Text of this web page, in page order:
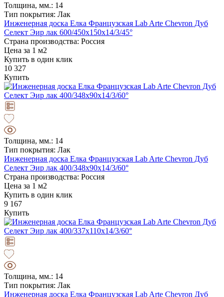
Толщина, мм.: 14
Тип покрытия: Лак
Инженерная доска Елка Французская Lab Arte Chevron Дуб
Селект Эир лак 600/450х150х14/3/45°
Страна производства: Россия
Цена за 1 м2
Купить в один клик
10 327
Купить
Толщина, мм.: 14
Тип покрытия: Лак
Инженерная доска Елка Французская Lab Arte Chevron Дуб
Селект Эир лак 400/348х90х14/3/60°
Страна производства: Россия
Цена за 1 м2
Купить в один клик
9 167
Купить
Толщина, мм.: 14
Тип покрытия: Лак
Инженерная доска Елка Французская Lab Arte Chevron Дуб